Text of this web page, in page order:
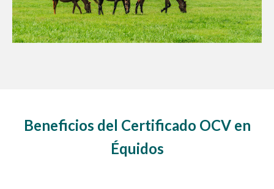
Beneficios del Certificado OCV en
Équidos